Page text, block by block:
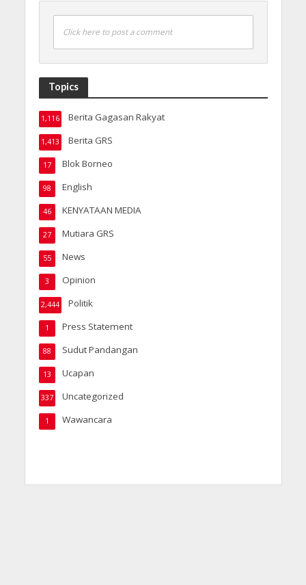
Click here to post a comment
Topics
Berita Gagasan Rakyat
1,116
Berita GRS
1,413
Blok Borneo
17
English
98
KENYATAAN MEDIA
46
Mutiara GRS
27
News
55
Opinion
3
Politik
2,444
Press Statement
1
Sudut Pandangan
88
Ucapan
13
Uncategorized
337
Wawancara
1